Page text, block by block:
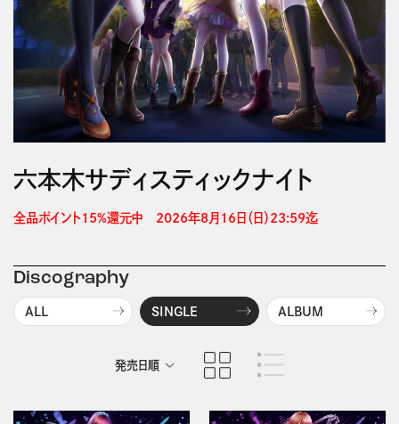
六本木サディスティックナイト
全品ポイント15%還元中　2026年8月16日（日）23:59迄
Discography
ALL SINGLE ALBUM
発売日順